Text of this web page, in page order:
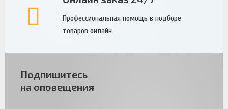
Профессиональная помощь в подборе
товаров онлайн
Подпишитесь
на оповещения